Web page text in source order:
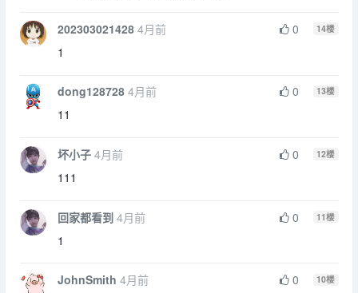
202303021428 4月前 0 14楼
1
dong128728 4月前 0 13楼
11
坏小子 4月前 0 12楼
111
回家都看到 4月前 0 11楼
1
JohnSmith 4月前 0 10楼